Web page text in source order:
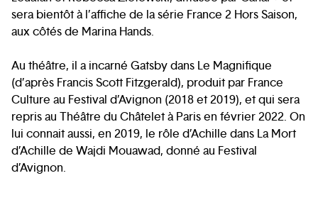
sera bientôt à l’affiche de la série France 2 Hors Saison,
aux côtés de Marina Hands.
Au théâtre, il a incarné Gatsby dans Le Magnifique
(d’après Francis Scott Fitzgerald), produit par France
Culture au Festival d’Avignon (2018 et 2019), et qui sera
repris au Théâtre du Châtelet à Paris en février 2022. On
lui connait aussi, en 2019, le rôle d’Achille dans La Mort
d’Achille de Wajdi Mouawad, donné au Festival
d’Avignon.